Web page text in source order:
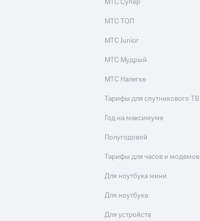
МТС Супер
МТС ТОП
МТС Junior
МТС Мудрый
МТС Налегке
Тарифы для спутникового ТВ
Год на максимуме
Полугодовой
Тарифы для часов и модемов
Для ноутбука мини
Для ноутбука
Для устройств